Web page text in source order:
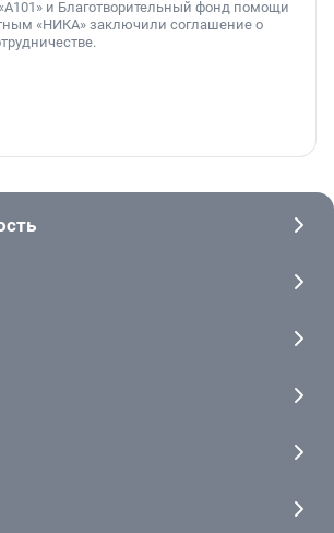
и Благотворительный фонд помощи
«НИКА» заключили соглашение о